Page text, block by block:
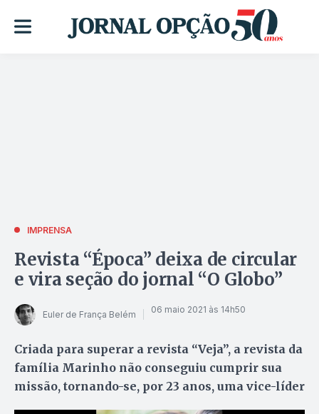
IMPRENSA
Revista “Época” deixa de circular
e vira seção do jornal “O Globo”
Euler de França Belém 06 maio 2021 às 14h50
Criada para superar a revista “Veja”, a revista da
família Marinho não conseguiu cumprir sua
missão, tornando-se, por 23 anos, uma vice-líder